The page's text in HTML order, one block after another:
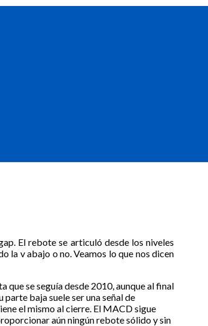
El rebote se articuló desde los niveles
la v abajo o no. Veamos lo que nos dicen
se seguía desde 2010, aunque al final
baja suele ser una señal de
el mismo al cierre. El MACD sigue
aún ningún rebote sólido y sin